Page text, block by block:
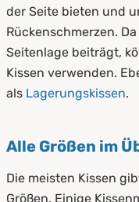
der Seite bieten und
Rückenschmerzen.
Seitenlage beiträgt,
Kissen verwenden.
als Lagerungskissen.
Alle Größen im
Die meisten Kissen
Größen. Einige